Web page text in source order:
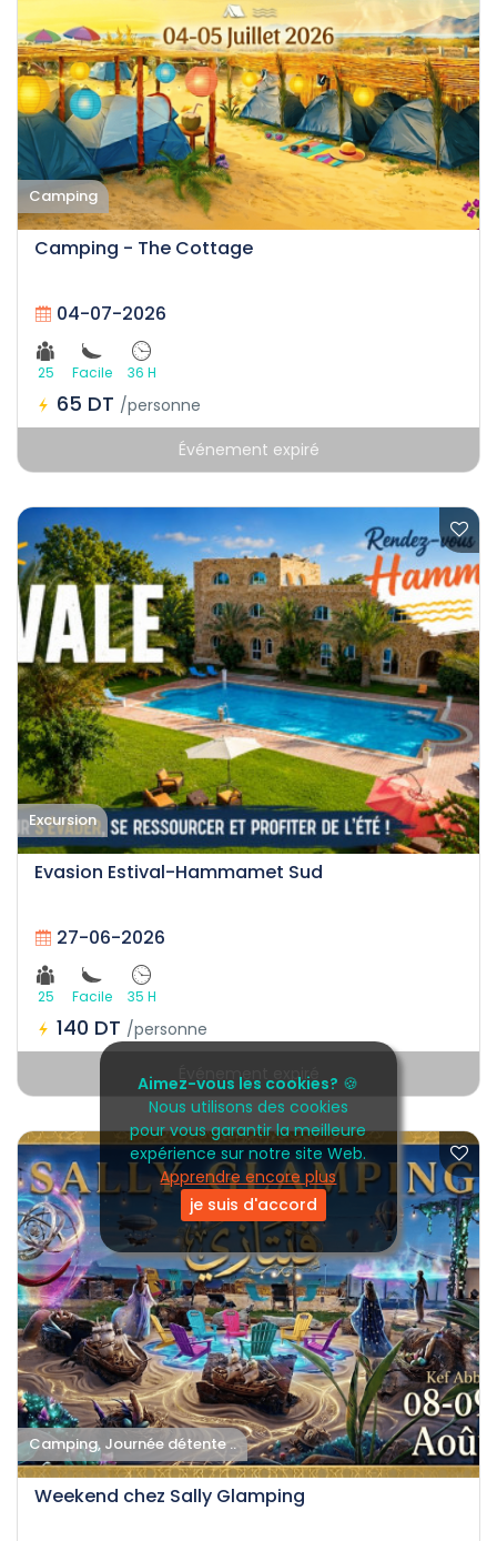
Aimez-vous les cookies? 🍪
Nous utilisons des cookies
pour vous garantir la meilleure
expérience sur notre site Web.
Apprendre encore plus
je suis d'accord
Camping
Camping - The Cottage
04-07-2026
25 Facile 36 H
65 DT /personne
Événement expiré
Excursion
Evasion Estival-Hammamet Sud
27-06-2026
25 Facile 35 H
140 DT /personne
Événement expiré
Camping, Journée détente ..
Weekend chez Sally Glamping